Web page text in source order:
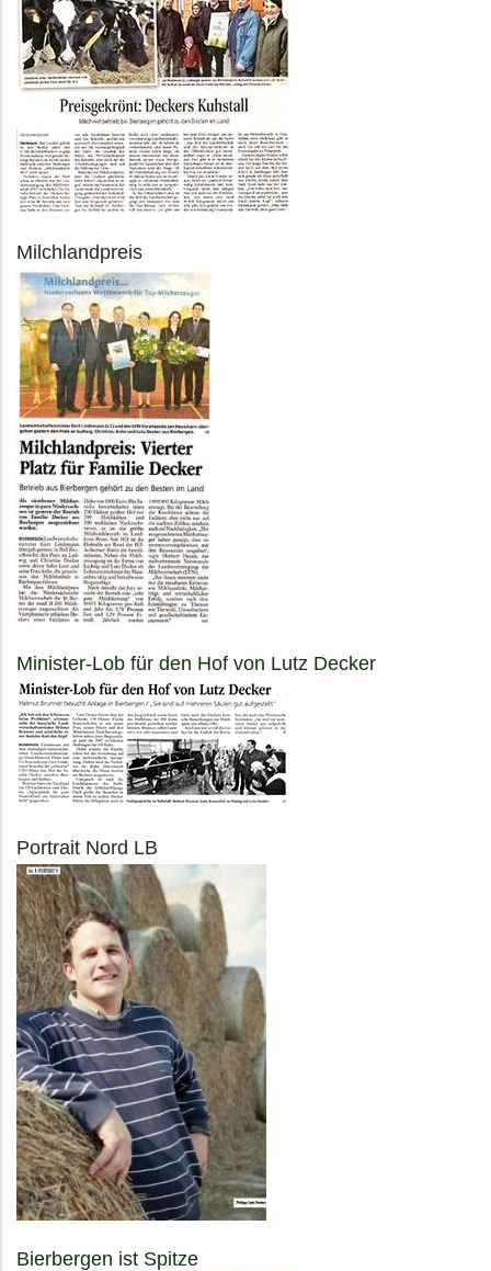
Milchlandpreis
Minister-Lob für den Hof von Lutz Decker
Portrait Nord LB
Bierbergen ist Spitze